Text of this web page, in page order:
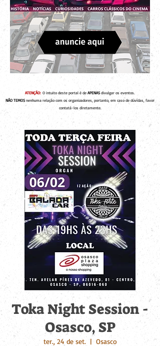
ATENÇÃO: O intuito deste portal é de APENAS divulgar os eventos.
NÃO TEMOS nenhuma relação com os organizadores, portanto, em caso de dúvidas, favor
contatá-los diretamente.
Toka Night Session -
Osasco, SP
ter., 24 de set.
  |
Osasco